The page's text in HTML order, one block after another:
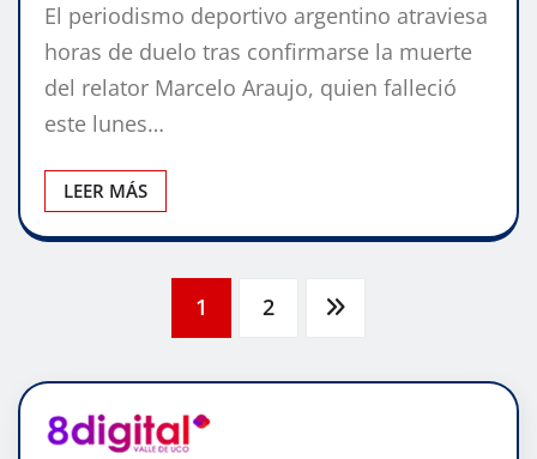
El periodismo deportivo argentino atraviesa
horas de duelo tras confirmarse la muerte
del relator Marcelo Araujo, quien falleció
este lunes…
LEER MÁS
Paginación
de
1 2